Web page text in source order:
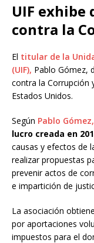
UIF exhibe
contra la
El titular de la
(UIF), Pablo Gómez,
contra la Corrupción
Estados Unidos.
Según Pablo Gómez,
lucro creada en
causas y efectos de
realizar propuestas
prevenir actos de
e impartición de
La asociación
por aportaciones
impuestos para el